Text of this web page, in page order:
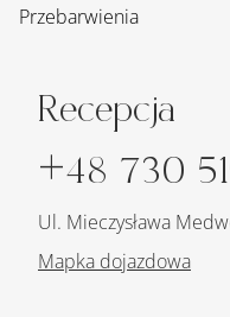
Recepcja
+48 730
Ul. Mieczysława
Mapka dojazdowa
Przebarwienia